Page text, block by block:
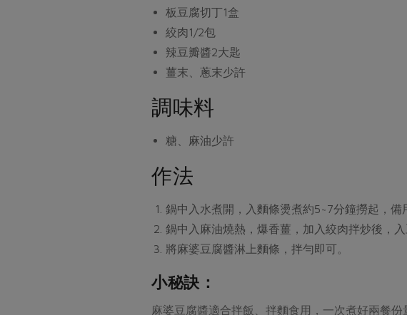
板豆腐切丁1盒
絞肉1/2包
辣豆瓣醬2大匙
薑末、蔥末少許
調味料
糖、麻油少許
作法
鍋中入水煮開，入麵條燙煮約5~7分鐘撈起，備
鍋中入麻油燒熱，爆香薑，加入絞肉拌炒後，
將麻婆豆腐醬淋上麵條，拌勻即可。
小秘訣：
麻婆豆腐醬適合拌飯、拌麵食用，一次煮好兩餐